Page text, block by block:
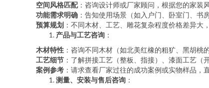
空间风格匹配：咨询设计师或厂家顾问，根据您的家装
功能需求明确 ：告知使用场景（如入户门、卧室门、书
预算规划 ：不同木材、工艺、雕花复杂程度价格差异大
产品与工艺咨询 ：
木材特性 ：咨询不同木材（如北美红橡的粗犷、黑胡桃
工艺细节 ：了解拼接工艺（整板、指接）、漆面工艺（
案例参考 ：请求查看厂家过往的成功案例或实物样品，
测量、安装与售后咨询 ：